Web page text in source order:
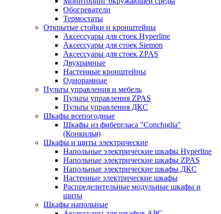
Обогреватели
Термостаты
Открытые стойки и кронштейны
Аксессуары для стоек Hyperline
Аксессуары для стоек Siemon
Аксессуары для стоек ZPAS
Двухрамные
Настенные кронштейны
Однорамные
Пульты управления и мебель
Пульты управления ZPAS
Пульты управления ДКС
Шкафы всепогодные
Шкафы из фибергласа "Conchiglia"
(Конкилья)
Шкафы и щиты электрические
Напольные электрические шкафы Hyperline
Напольные электрические шкафы ZPAS
Напольные электрические шкафы ДКС
Настенные электрические шкафы
Распределительные модульные шкафы и
щиты
Шкафы напольные